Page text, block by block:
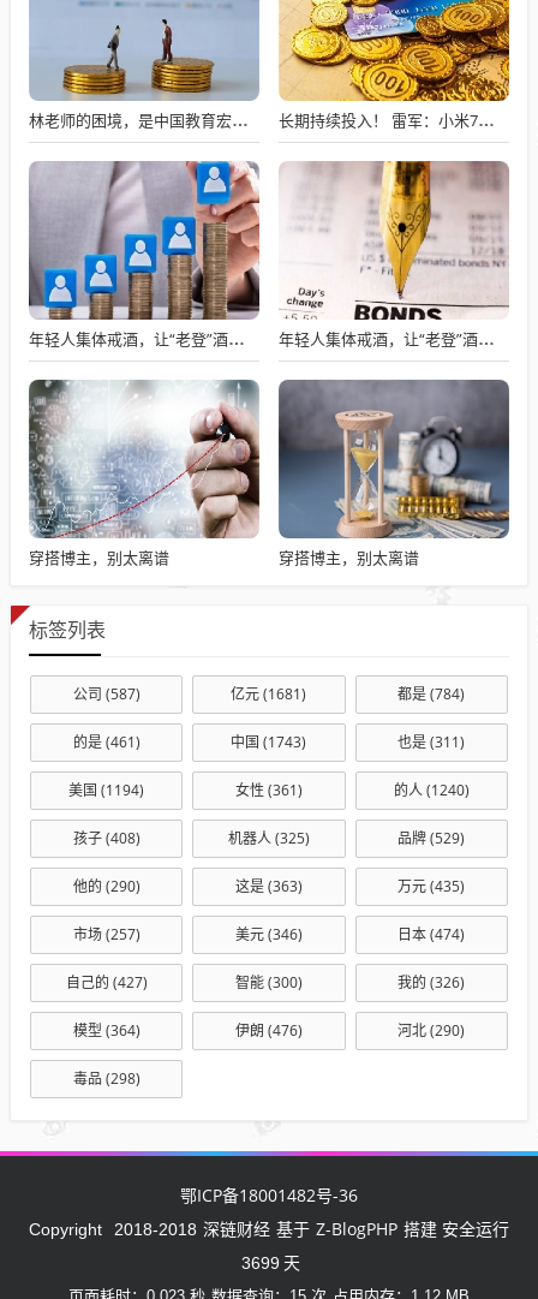
林老师的困境，是中国教育宏观统筹部门的不作为。 长期持续投入！ 雷军：小米7篇论文入选国际顶级会议AAAI
年轻人集体戒酒，让“老登”酒企的天快塌了 年轻人集体戒酒，让“老登”酒企的天快塌了
穿搭博主，别太离谱 穿搭博主，别太离谱
标签列表
公司 (587) 亿元(1681) 都是(784)
的是(461) 中国 (1743) 也是(311)
美国 (1194) 女性 (361) 的人(1240)
孩子(408) 机器人(325) 品牌(529)
他的 (290) 这是(363) 万元(435)
市场(257) 美元(346) 日本(474)
自己的 (427) 智能(300) 我的 (326)
模型 (364) 伊朗 (476) 河北(290)
毒品 (298)
鄂ICP备18001482号-36
Copyright 2018-2018 深链财经 基于 Z-BlogPHP 搭建 安全运行
3699 天